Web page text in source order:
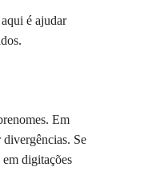
é ajudar
Em
Se
digitações